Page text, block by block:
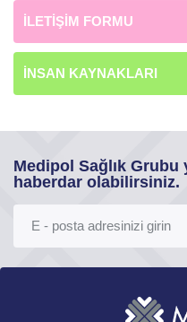
İLETİŞİM FORMU
İNSAN KAYNAKLARI
Medipol Sağlık
haberdar olabilirsiniz.